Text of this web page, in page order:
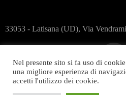
33053 - Latisana (UD), Via
© 2026 Avvocato Emanuele
Nel presente sito si fa uso di
una migliore esperienza di
accetti l'utilizzo dei cookie.